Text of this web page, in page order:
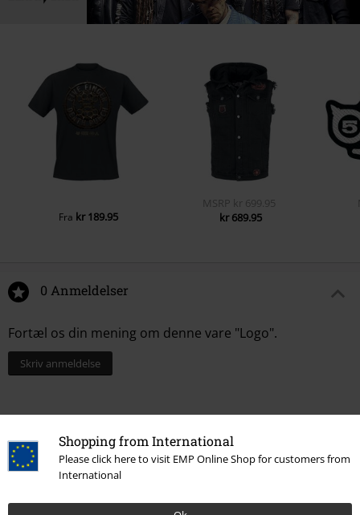
Shopping from International
Please click here to visit EMP Online Shop for customers from
International
Fra kr 189.95
MSRP kr 699.95
kr 689.95
0 Anmeldelser
Fortæl os din mening om denne vare "Logo".
Skriv anmeldelse